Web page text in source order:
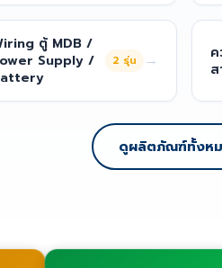
ตู้ MDB /
Supply /
2 รุ่น →
ส
ดูผลิตภัณฑ์ทั้งห